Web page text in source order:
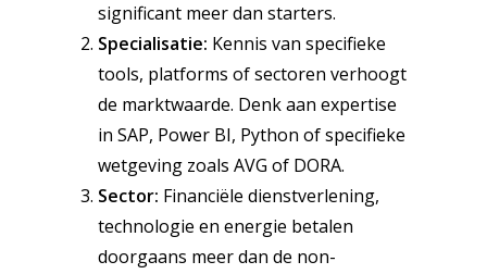
significant meer dan starters.
Specialisatie: Kennis van specifieke
tools, platforms of sectoren verhoogt
de marktwaarde. Denk aan expertise
in SAP, Power BI, Python of specifieke
wetgeving zoals AVG of DORA.
Sector: Financiële dienstverlening,
technologie en energie betalen
doorgaans meer dan de non-